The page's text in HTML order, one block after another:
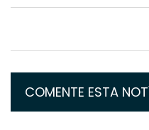
violência de
pessoas.
Segundo a jornalista
COMENTE ESTA